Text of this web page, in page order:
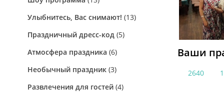
Улыбнитесь, Вас снимают! (13)
Праздничный дресс-код(5)
Атмосфера праздника (6)
Необычный праздник(3)
Развлечения для гостей(4)
Ваши
2640 1